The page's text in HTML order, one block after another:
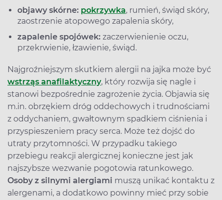
objawy skórne: pokrzywka, rumień, świąd skóry,
zaostrzenie atopowego zapalenia skóry,
zapalenie spojówek: zaczerwienienie oczu,
przekrwienie, łzawienie, świąd.
Najgroźniejszym skutkiem alergii na jajka może być
wstrząs anafilaktyczny, który rozwija się nagle i
stanowi bezpośrednie zagrożenie życia. Objawia się
m.in. obrzękiem dróg oddechowych i trudnościami
z oddychaniem, gwałtownym spadkiem ciśnienia i
przyspieszeniem pracy serca. Może też dojść do
utraty przytomności. W przypadku takiego
przebiegu reakcji alergicznej konieczne jest jak
najszybsze wezwanie pogotowia ratunkowego.
Osoby z silnymi alergiami muszą unikać kontaktu z
alergenami, a dodatkowo powinny mieć przy sobie